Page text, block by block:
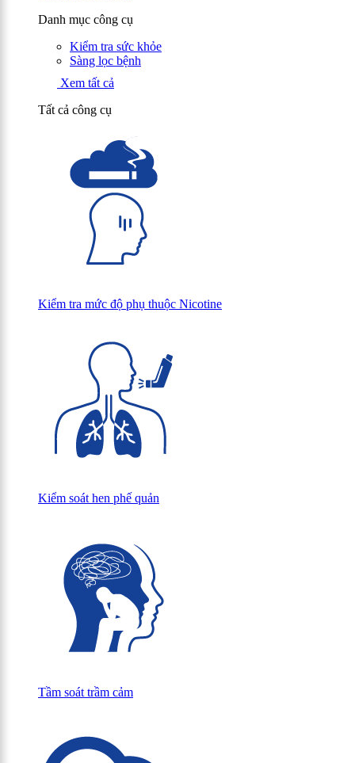
Danh mục công cụ
Kiểm tra sức khỏe
Sàng lọc bệnh
Xem tất cả
Tất cả công cụ
Kiểm tra mức độ phụ thuộc Nicotine
Kiểm soát hen phế quản
Tầm soát trầm cảm